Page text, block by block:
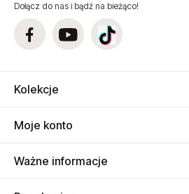
Dołącz do nas i bądź na bieżąco!
Kolekcje
Moje konto
Ważne informacje